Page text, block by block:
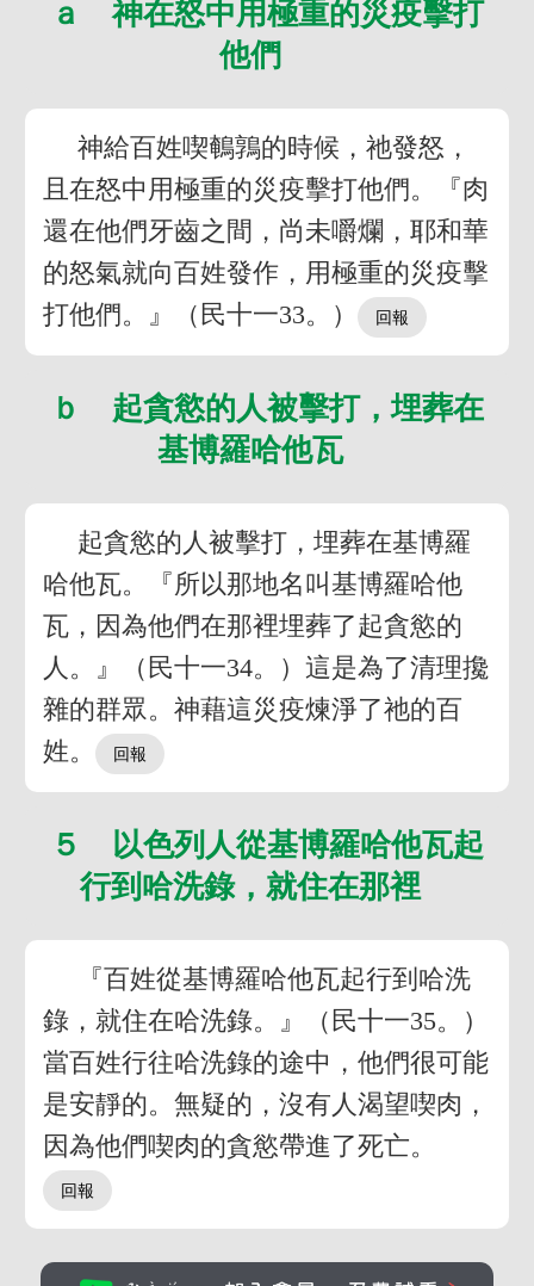
ａ 神在怒中用極重的災疫擊打
他們
神給百姓喫鵪鶉的時候，祂發怒，
且在怒中用極重的災疫擊打他們。『肉
還在他們牙齒之間，尚未嚼爛，耶和華
的怒氣就向百姓發作，用極重的災疫擊
打他們。』（民十一33。）
ｂ 起貪慾的人被擊打，埋葬在
基博羅哈他瓦
起貪慾的人被擊打，埋葬在基博羅
哈他瓦。『所以那地名叫基博羅哈他
瓦，因為他們在那裡埋葬了起貪慾的
人。』（民十一34。）這是為了清理攙
雜的群眾。神藉這災疫煉淨了祂的百
姓。
５ 以色列人從基博羅哈他瓦起
行到哈洗錄，就住在那裡
『百姓從基博羅哈他瓦起行到哈洗
錄，就住在哈洗錄。』（民十一35。）
當百姓行往哈洗錄的途中，他們很可能
是安靜的。無疑的，沒有人渴望喫肉，
因為他們喫肉的貪慾帶進了死亡。